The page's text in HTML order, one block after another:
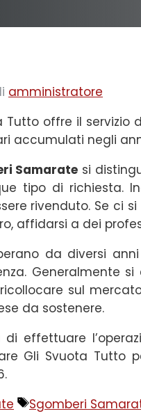
amministratore
Tutto offre il servizio
accumulati negli
Samarate si
tipo di richiesta.
rivenduto. Se ci
affidarsi a dei
da diversi
Generalmente
sul
da sostenere.
effettuare
Gli Svuota Tutto
Tag
Sgomberi